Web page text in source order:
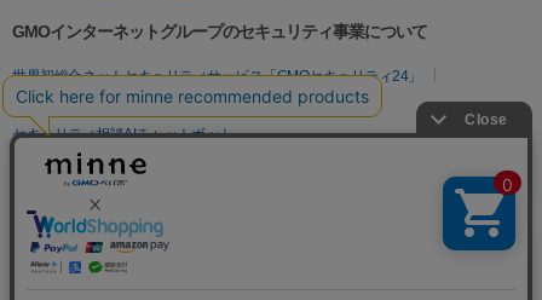
GMOインターネットグループのセキュリティ事業について
世界初総合ネットセキュリティサービス「GMOセキュリティ24」
パスワード漏洩診断
Webサイトリスク診断
セキュリティ相談AIチャットボット
実在証明・盗聴対策
サイバー攻撃対策（GMO Flatt Security）
セキュリティ事業の軌跡